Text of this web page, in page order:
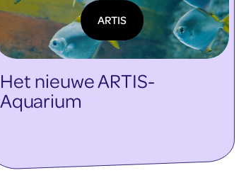
ARTIS
Het nieuwe ARTIS-
Aquarium